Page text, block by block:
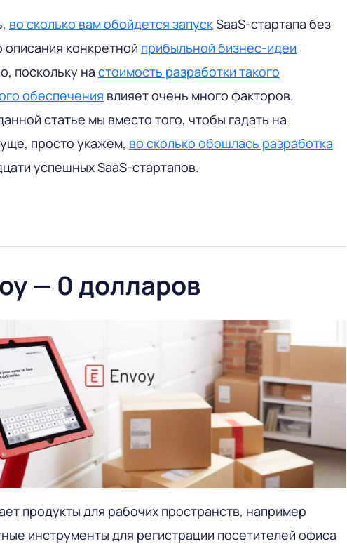
во сколько вам обойдется запускSaaS-стартапа без
описания конкретной прибыльной бизнес-идеи
поскольку на стоимость разработки такого
обеспечения влияет очень много факторов.
статье мы вместо того, чтобы гадать на
просто укажем, во сколько обошлась разработка
успешных SaaS-стартапов.
— 0 долларов
продукты для рабочих пространств, например
инструменты для регистрации посетителей офиса